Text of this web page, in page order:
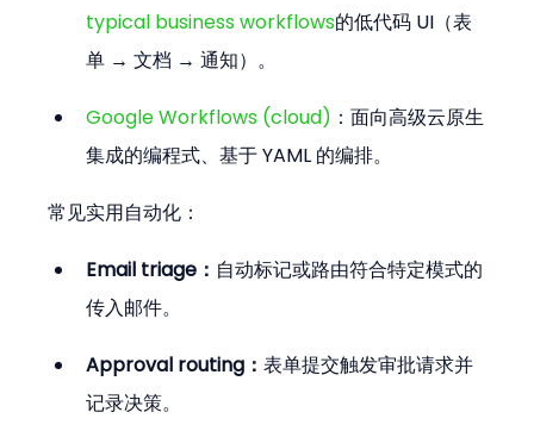
typical business workflows的低代码 UI（表
单 → 文档 → 通知）。
Google Workflows (cloud) ：面向高级云原生
集成的编程式、基于 YAML 的编排。
常见实用自动化：
Email triage： 自动标记或路由符合特定模式的
传入邮件。
Approval routing：表单提交触发审批请求并
记录决策。